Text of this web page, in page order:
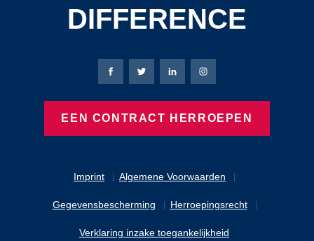
DIFFERENCE
Imprint Algemene Voorwaarden
Gegevensbescherming Herroepingsrecht
Verklaring inzake toegankelijkheid
Bierbaum-Proenen Facebook-pagina
Bierbaum-Proenen X-pagina
Bierbaum-Proenen
Bierbaum-Proenen
EEN CONTRACT HERROEPEN